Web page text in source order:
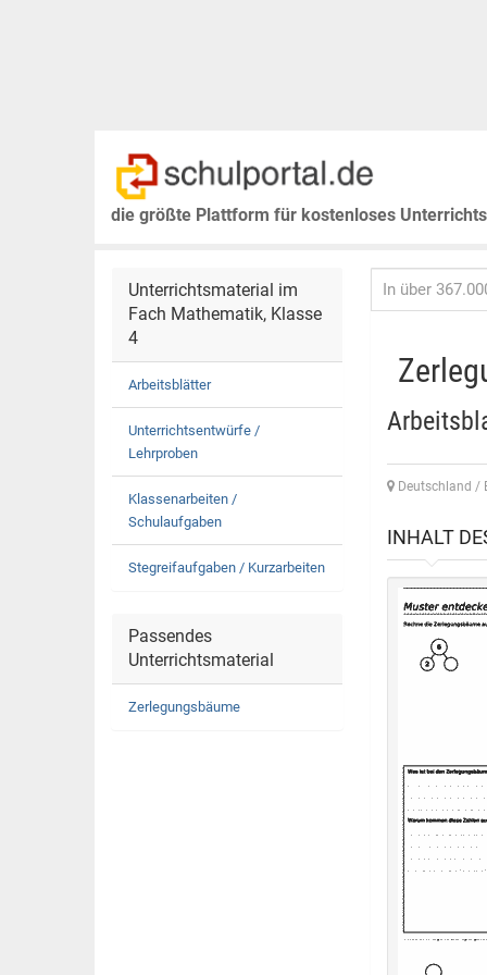
die größte Plattform für kostenloses
Unterrichtsmaterial im
Fach Mathematik, Klasse
4
Arbeitsblätter
Unterrichtsentwürfe /
Lehrproben
Klassenarbeiten /
Schulaufgaben
Stegreifaufgaben / Kurzarbeiten
Passendes
Unterrichtsmaterial
Zerlegungsbäume
Deutschland /
INHALT